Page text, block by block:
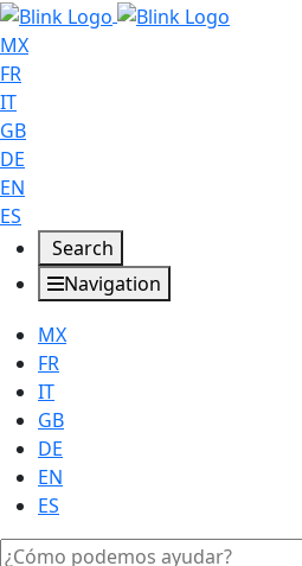
MX
FR
IT
GB
DE
EN
ES
Search
Navigation
MX
FR
IT
GB
DE
EN
ES